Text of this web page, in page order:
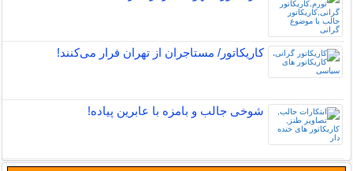
کاریکاتور/ مستاجران از تهران فرار می‌کنند!
شوخی جالب و بامزه با عابرین پیاده!